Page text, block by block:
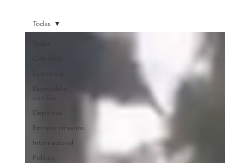
Colombia
Economía
Desnúdate
con Eva
Deportes
Entretenimiento
Internacional
Política
Todas